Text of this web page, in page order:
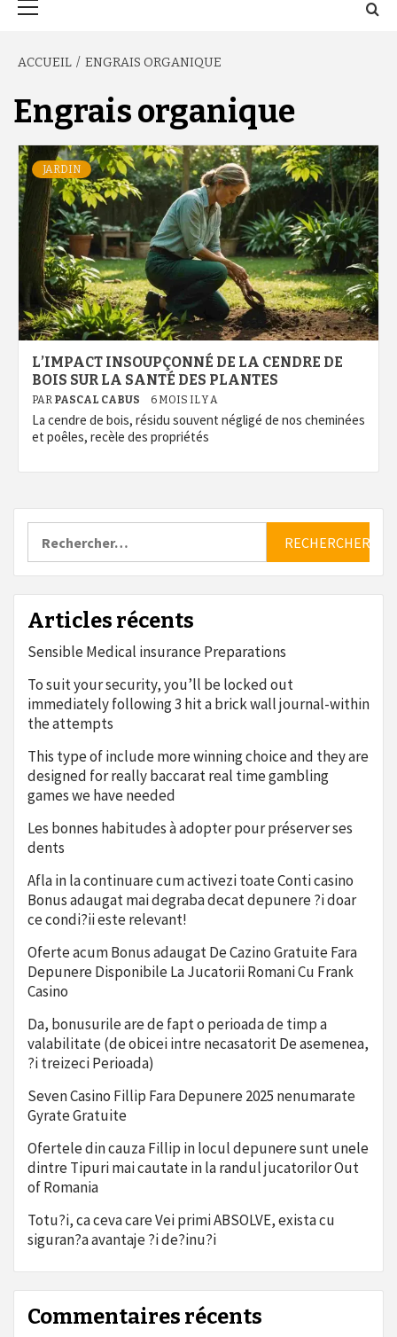
ACCUEIL ENGRAIS ORGANIQUE
Engrais organique
JARDIN
L’IMPACT INSOUPÇONNÉ DE LA CENDRE DE
BOIS SUR LA SANTÉ DES PLANTES
PAR PASCAL CABUS 6 MOIS IL Y A
La cendre de bois, résidu souvent négligé de nos cheminées
et poêles, recèle des propriétés
Articles récents
Sensible Medical insurance Preparations
To suit your security, you’ll be locked out
immediately following 3 hit a brick wall journal-within
the attempts
This type of include more winning choice and they are
designed for really baccarat real time gambling
games we have needed
Les bonnes habitudes à adopter pour préserver ses
dents
Afla in la continuare cum activezi toate Conti casino
Bonus adaugat mai degraba decat depunere ?i doar
ce condi?ii este relevant!
Oferte acum Bonus adaugat De Cazino Gratuite Fara
Depunere Disponibile La Jucatorii Romani Cu Frank
Casino
Da, bonusurile are de fapt o perioada de timp a
valabilitate (de obicei intre necasatorit De asemenea,
?i treizeci Perioada)
Seven Casino Fillip Fara Depunere 2025 nenumarate
Gyrate Gratuite
Ofertele din cauza Fillip in locul depunere sunt unele
dintre Tipuri mai cautate in la randul jucatorilor Out
of Romania
Totu?i, ca ceva care Vei primi ABSOLVE, exista cu
siguran?a avantaje ?i de?inu?i
Commentaires récents